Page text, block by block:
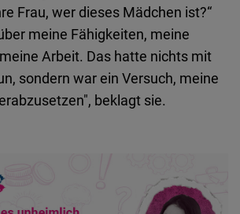
Frau, wer dieses Mädchen ist?“
meine Fähigkeiten, meine
Arbeit. Das hatte nichts mit
sondern war ein Versuch, meine
beklagt sie.